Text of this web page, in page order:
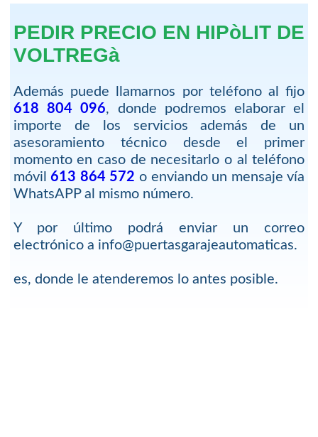
PEDIR PRECIO EN HIPòLIT DE
VOLTREGà
Además puede llamarnos por teléfono al fijo
618 804 096, donde podremos elaborar el
importe de los servicios además de un
asesoramiento técnico desde el primer
momento en caso de necesitarlo o al teléfono
móvil613 864 572 o enviando un mensaje vía
WhatsAPP al mismo número.
Y por último podrá enviar un correo
electrónico a info@puertasgarajeautomaticas.
es, donde le atenderemos lo antes posible.